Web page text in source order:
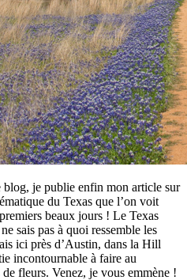
blog, je publie enfin mon article sur
du Texas que l’on voit
beaux jours ! Le Texas
sais pas à quoi ressemble les
ici près d’Austin, dans la Hill
incontournable à faire au
fleurs. Venez, je vous emmène !